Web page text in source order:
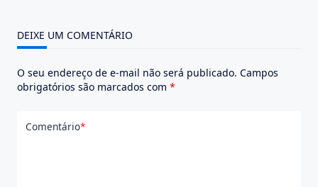
DEIXE UM COMENTÁRIO
O seu endereço de e-mail não será publicado. Campos
obrigatórios são marcados com *
Comentário*